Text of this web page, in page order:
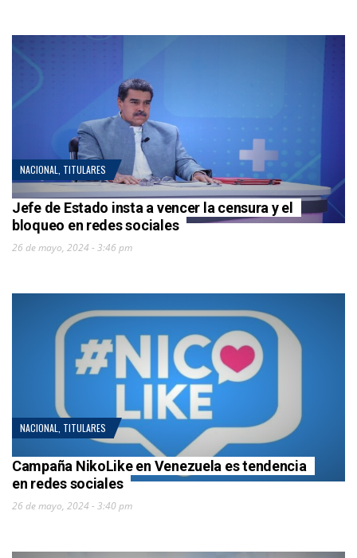
NACIONAL TITULARES
Jefe de Estado insta a vencer la censura y el
bloqueo en redes sociales
26 de mayo, 2024 - 3:46 pm
NACIONAL TITULARES
Campaña NikoLike en Venezuela es tendencia
en redes sociales
26 de mayo, 2024 - 3:40 pm